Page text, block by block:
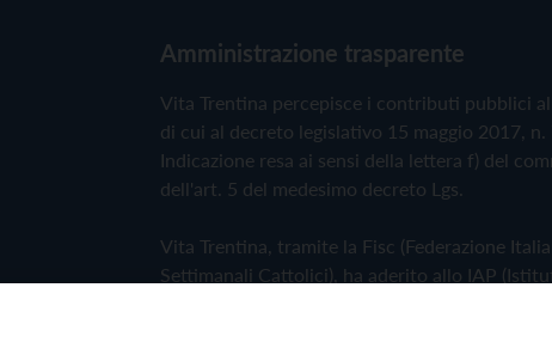
Amministrazione trasparente
Vita Trentina percepisce i contributi pubblici
di cui al decreto legislativo 15 maggio 2017, n.
Indicazione resa ai sensi della lettera f) del
dell'art. 5 del medesimo decreto Lgs.
Vita Trentina, tramite la Fisc (Federazione
Settimanali Cattolici), ha aderito allo IAP